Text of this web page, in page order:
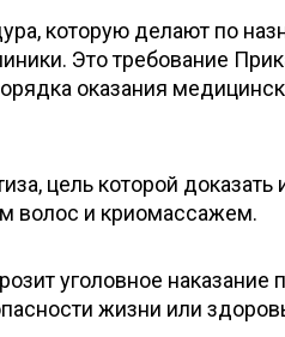
которую делают по
Это требование
оказания
цель которой доказать
волос и криомассажем.
уголовное
жизни или